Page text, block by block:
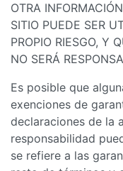
OTRA
SITIO PUEDE SER
PROPIO RIESGO, Y
NO SERÁ
Es posible que
exenciones de
declaraciones de la
responsabilidad
se refiere a las